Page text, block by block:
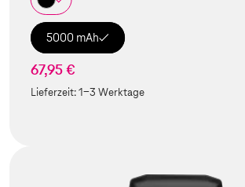
5000 mAh
67,95 €
Lieferzeit:1-3 Werktage